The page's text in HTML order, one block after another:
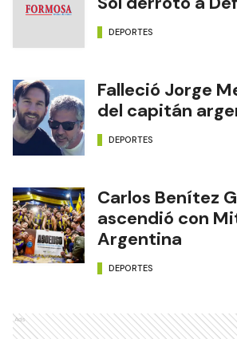
DEPORTES
Falleció Jorge
del capitán
DEPORTES
Carlos Benítez
ascendió con
Argentina
DEPORTES
Ads